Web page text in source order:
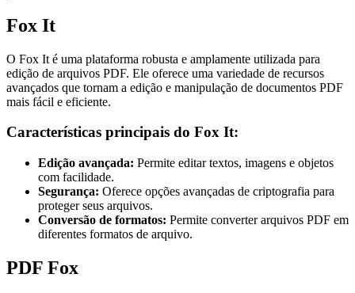
Fox It
O Fox It é uma plataforma robusta e amplamente utilizada para
edição de arquivos PDF. Ele oferece uma variedade de recursos
avançados que tornam a edição e manipulação de documentos PDF
mais fácil e eficiente.
Características principais do Fox It:
Edição avançada: Permite editar textos, imagens e objetos
com facilidade.
Segurança: Oferece opções avançadas de criptografia para
proteger seus arquivos.
Conversão de formatos: Permite converter arquivos PDF em
diferentes formatos de arquivo.
PDF Fox